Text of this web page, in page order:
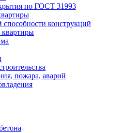
по ГОСТ 31993
конструкций
квартиры
пожара, аварий